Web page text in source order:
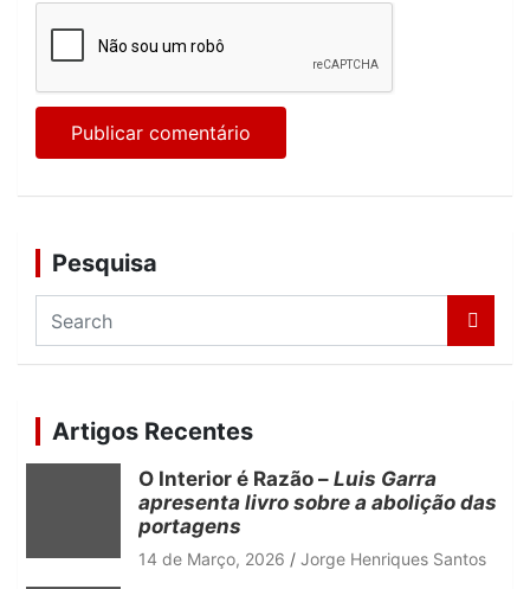
Pesquisa
a
c
h
Artigos Recentes
O Interior é Razão – Luis Garra
apresenta livro sobre a abolição das
portagens
14 de Março, 2026 Jorge Henriques Santos